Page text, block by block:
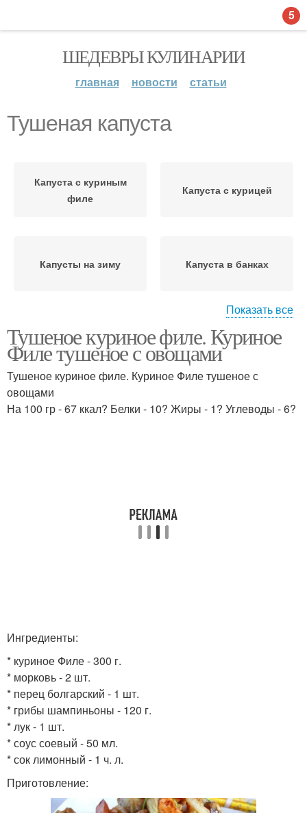
ШЕДЕВРЫ КУЛИНАРИИ
главная новости статьи
Тушеная капуста
Капуста с куриным
филе
Капуста с курицей
Капусты на зиму Капуста в банках
Тушеная красная Квашеная капуста
Капусты с сосисками Капусты в мультиварке
Показать все
Тушеное куриное филе. Куриное
Филе тушеное с овощами
Тушеное куриное филе. Куриное Филе тушеное с
овощами
На 100 гр - 67 ккал? Белки - 10? Жиры - 1? Углеводы - 6?
Ингредиенты:
* куриное Филе - 300 г.
* морковь - 2 шт.
* перец болгарский - 1 шт.
* грибы шампиньоны - 120 г.
* лук - 1 шт.
* соус соевый - 50 мл.
* сок лимонный - 1 ч. л.
Приготовление:
5